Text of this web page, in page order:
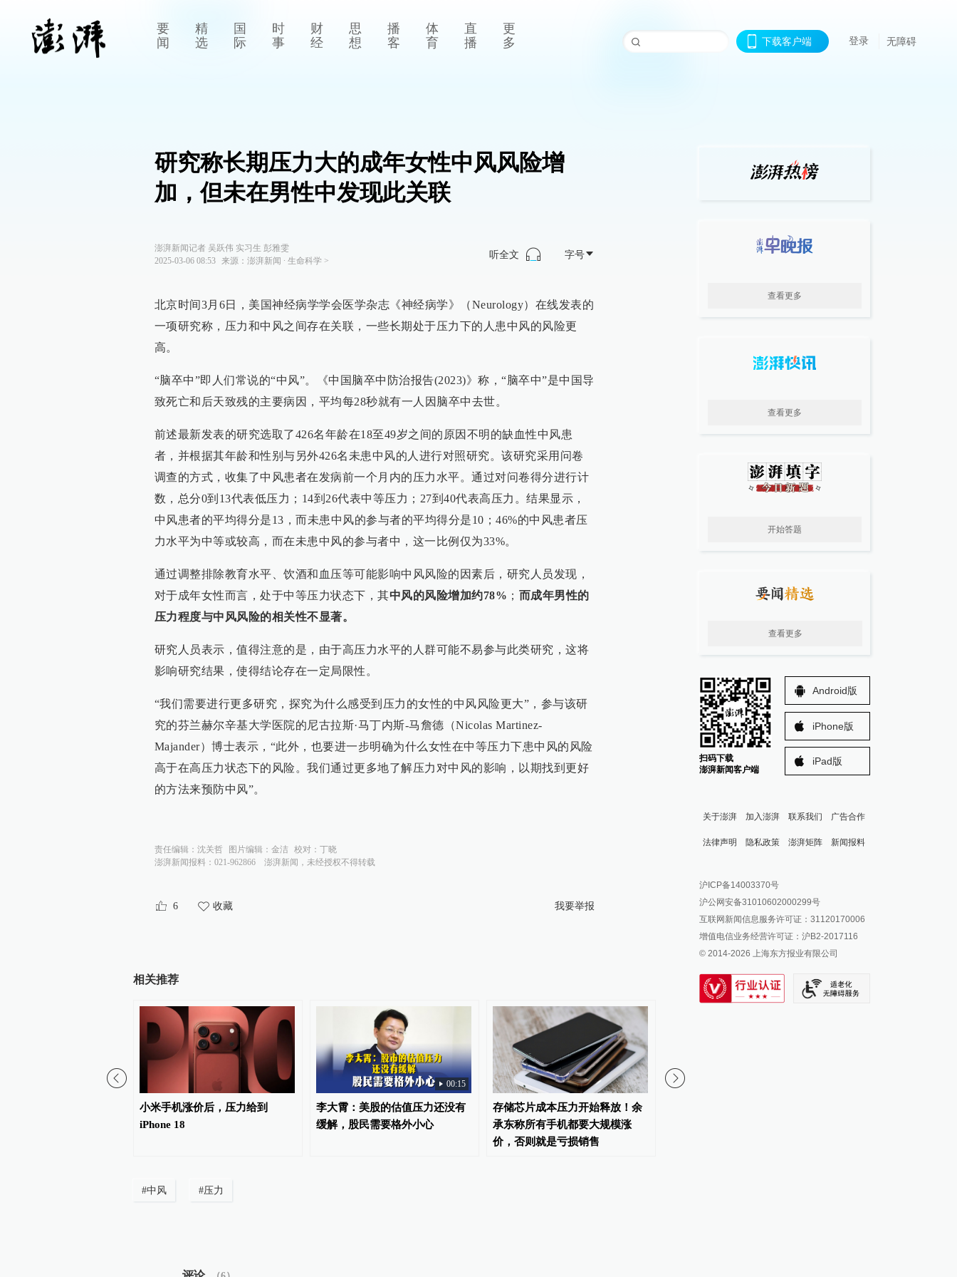
要
闻
精
选
国
际
时
事
财
经
思
想
播
客
体
育
直
播
更
多
下载客户端 登录 无障碍
研究称长期压力大的成年女性中风风险增
加，但未在男性中发现此关联
澎湃新闻记者 吴跃伟 实习生 彭雅雯
2025-03-06 08:53
来源： 澎湃新闻 ∙ 生命科学>
听全文 字号
北京时间3月6日，美国神经病学学会医学杂志《神经病学》（Neurology）在线发表的
一项研究称，压力和中风之间存在关联，一些长期处于压力下的人患中风的风险更
高。
“脑卒中”即人们常说的“中风”。《中国脑卒中防治报告(2023)》称，“脑卒中”是中国导
致死亡和后天致残的主要病因，平均每28秒就有一人因脑卒中去世。
前述最新发表的研究选取了426名年龄在18至49岁之间的原因不明的缺血性中风患
者，并根据其年龄和性别与另外426名未患中风的人进行对照研究。该研究采用问卷
调查的方式，收集了中风患者在发病前一个月内的压力水平。通过对问卷得分进行计
数，总分0到13代表低压力；14到26代表中等压力；27到40代表高压力。结果显示，
中风患者的平均得分是13，而未患中风的参与者的平均得分是10；46%的中风患者压
力水平为中等或较高，而在未患中风的参与者中，这一比例仅为33%。
通过调整排除教育水平、饮酒和血压等可能影响中风风险的因素后，研究人员发现，
对于成年女性而言，处于中等压力状态下，其中风的风险增加约78% ； 而成年男性的
压力程度与中风风险的相关性不显著。
研究人员表示，值得注意的是，由于高压力水平的人群可能不易参与此类研究，这将
影响研究结果，使得结论存在一定局限性。
“我们需要进行更多研究，探究为什么感受到压力的女性的中风风险更大”，参与该研
究的芬兰赫尔辛基大学医院的尼古拉斯·马丁内斯-马詹德（Nicolas Martinez-
Majander）博士表示，“此外，也要进一步明确为什么女性在中等压力下患中风的风险
高于在高压力状态下的风险。我们通过更多地了解压力对中风的影响，以期找到更好
的方法来预防中风”。
责任编辑： 沈关哲 图片编辑： 金洁 校对： 丁晓
澎湃新闻报料：021-962866
澎湃新闻，未经授权不得转载
6 收藏 我要举报
相关推荐
小米手机涨价后，压力给到
iPhone 18
00:15
李大霄：美股的估值压力还没有
缓解，股民需要格外小心
存储芯片成本压力开始释放！余
承东称所有手机都要大规模涨
价，否则就是亏损销售
#中风 #压力
查看更多
查看更多
开始答题
查看更多
扫码下载
澎湃新闻客户端
Android版
iPhone版
iPad版
关于澎湃 加入澎湃 联系我们 广告合作
法律声明 隐私政策 澎湃矩阵
澎湃新闻公众号
澎湃新闻抖音号
派生万物开放平台
IP SHANGHAI
SIXTH TONE
新闻报料
报料邮箱: news@thepaper.cn
沪ICP备14003370号
沪公网安备31010602000299号
互联网新闻信息服务许可证：31120170006
增值电信业务经营许可证：沪B2-2017116
© 2014-2026 上海东方报业有限公司